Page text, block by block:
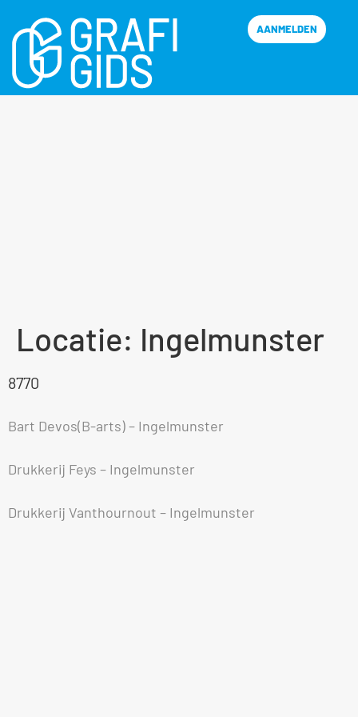
AANMELDEN
Locatie: Ingelmunster
8770
Bart Devos(B-arts) – Ingelmunster
Drukkerij Feys – Ingelmunster
Drukkerij Vanthournout – Ingelmunster